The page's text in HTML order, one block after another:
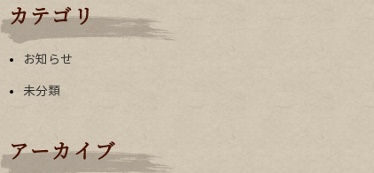
カテゴリ
お知らせ
未分類
アーカイブ